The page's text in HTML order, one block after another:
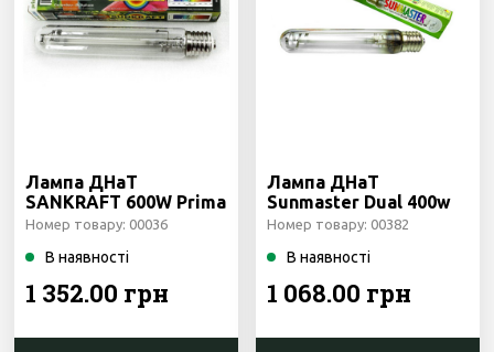
Лампа ДНаТ
SANKRAFT 600W Prima
Klima Чехія
Номер товару: 00036
В наявності
1 352.00 грн
Лампа ДНаТ
Sunmaster Dual 400w
Номер товару: 00382
В наявності
1 068.00 грн